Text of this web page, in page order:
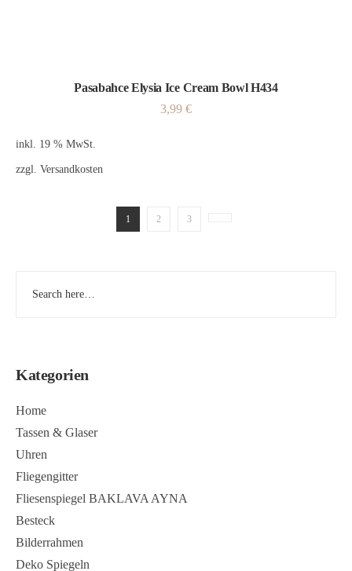
Kategorien
Home
Tassen & Glaser
Uhren
Fliegengitter
Fliesenspiegel BAKLAVA AYNA
Besteck
Bilderrahmen
Deko Spiegeln
Pasabahce Elysia Ice Cream Bowl H434
3,99 €
inkl. 19 % MwSt.
zzgl. Versandkosten
1 2 3